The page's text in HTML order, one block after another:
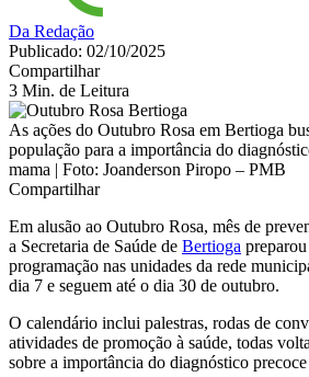
Da Redação
Publicado: 02/10/2025
Compartilhar
3 Min. de Leitura
As ações do Outubro Rosa em Bertioga
população para a importância do
mama | Foto: Joanderson Piropo – PMB
Compartilhar
Em alusão ao Outubro Rosa, mês de
a Secretaria de Saúde de Bertioga
programação nas unidades da rede
dia 7 e seguem até o dia 30 de outubro.
O calendário inclui palestras, rodas de
atividades de promoção à saúde, todas
sobre a importância do diagnóstico